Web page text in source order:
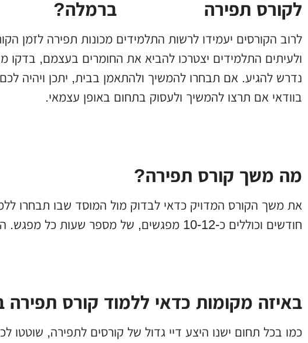
ברמלה?
לרוב הקורסים יעמידו לרשות התלמידים מכונות תפירה לזמן
ולעיתים התלמידים יצטרכו להביא את החומרים בעצמם, בדקו
נדרש להגיע. אם תבחרו להמשיך ולהתאמן בבית, יתכן ויהיה
בוודאי אם תרצו להמשיך ולעסוק בתחום באופן עצמאי.
מה משך קורס תפירה?
את משך הקורס המדויק כדאי לבדוק מול המוסד שבו תבחרו
חודשים וכוללים כ-10-12 מפגשים, של מספר שעות כל מפגש. הקורסים יכולים להתקיים בבוקר או בערב.
באיזה מקומות כדאי ללמוד קורס
כמו בכל תחום ישנו היצע דיי גדול של קורסים לתפירה, שוטטו